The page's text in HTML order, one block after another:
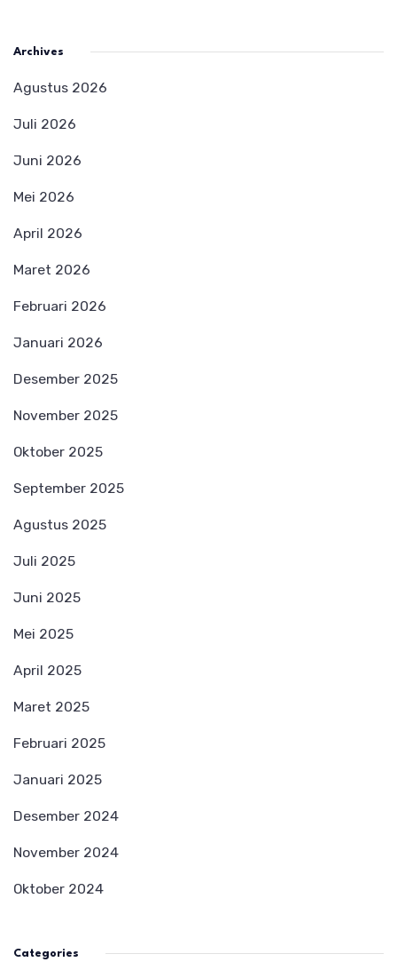
Archives
Agustus 2026
Juli 2026
Juni 2026
Mei 2026
April 2026
Maret 2026
Februari 2026
Januari 2026
Desember 2025
November 2025
Oktober 2025
September 2025
Agustus 2025
Juli 2025
Juni 2025
Mei 2025
April 2025
Maret 2025
Februari 2025
Januari 2025
Desember 2024
November 2024
Oktober 2024
Categories